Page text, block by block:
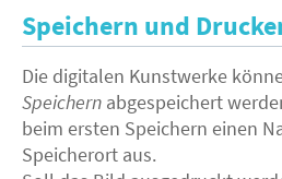
Speichern und
Die digitalen Kunstwerke
Speichern abgespeichert
beim ersten Speichern einen
Speicherort aus.